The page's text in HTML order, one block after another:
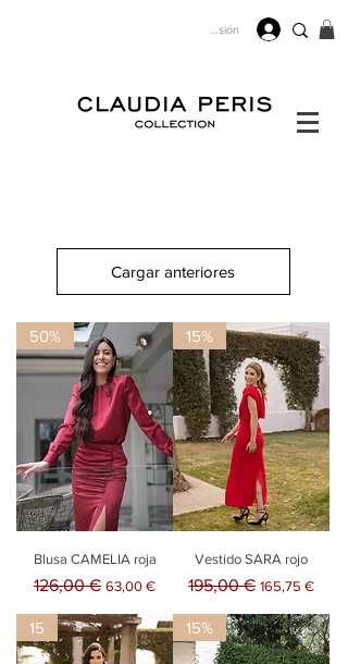
Iniciar sesión
Cargar anteriores
50%
Blusa CAMELIA roja
Precio
126,00 € Precio de oferta
63,00 €
15%
Vestido SARA rojo
Precio
195,00 € Precio de oferta
165,75 €
15 15%